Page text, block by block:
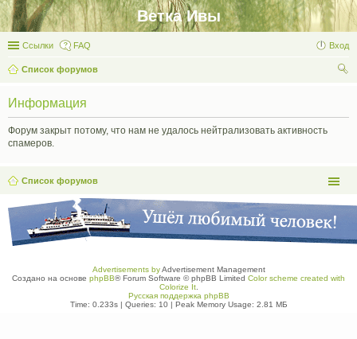
Ветка Ивы
Ссылки FAQ Вход
Список форумов
Информация
Форум закрыт потому, что нам не удалось нейтрализовать активность
спамеров.
Список форумов
Advertisements byAdvertisement Management
Создано на основе phpBB® Forum Software © phpBB Limited Color scheme created with
Colorize It.
Русская поддержка phpBB
Time: 0.233s| Queries: 10| Peak Memory Usage: 2.81 МБ